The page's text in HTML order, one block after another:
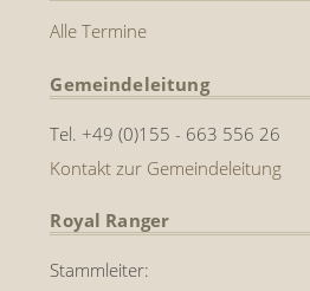
Alle Termine
Gemeindeleitung
Tel. +49 (0)155 - 663 556 26
Kontakt zur Gemeindeleitung
Royal Ranger
Stammleiter: